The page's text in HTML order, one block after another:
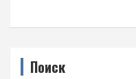
Поиск